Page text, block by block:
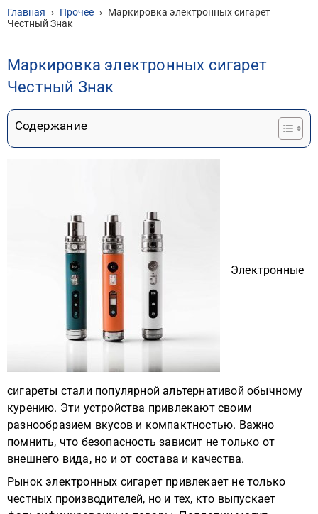
Главная › Прочее › Маркировка электронных сигарет
Честный Знак
Маркировка электронных сигарет
Честный Знак
Содержание
Электронные
сигареты стали популярной альтернативой обычному
курению. Эти устройства привлекают своим
разнообразием вкусов и компактностью. Важно
помнить, что безопасность зависит не только от
внешнего вида, но и от состава и качества.
Рынок электронных сигарет привлекает не только
честных производителей, но и тех, кто выпускает